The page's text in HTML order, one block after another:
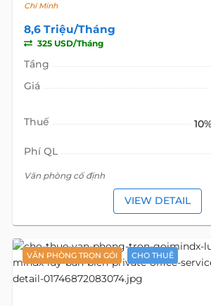
Chí Minh
8,6 Triệu/Tháng
325 USD/Tháng
Tầng
Giá
Thuế
Phí QL
Văn phòng cố định
VIEW DETAIL
VĂN PHÒNG TRỌN GÓI CHO THUÊ